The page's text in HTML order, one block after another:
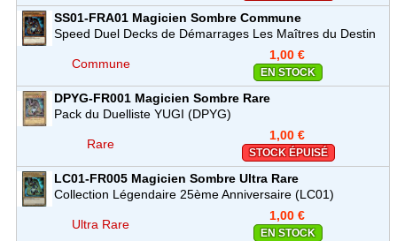
SS01-FRA01 Magicien Sombre Commune
Speed Duel Decks de Démarrages Les Maîtres du Destin
Commune
1,00 €
EN STOCK
DPYG-FR001 Magicien Sombre Rare
Pack du Duelliste YUGI (DPYG)
Rare
1,00 €
STOCK ÉPUISÉ
LC01-FR005 Magicien Sombre Ultra Rare
Collection Légendaire 25ème Anniversaire (LC01)
Ultra Rare
1,00 €
EN STOCK